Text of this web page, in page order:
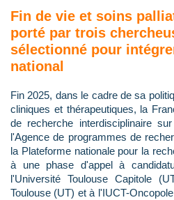
Fin de vie et soins
porté par trois
sélectionné pour
national
Fin 2025, dans le cadre de sa
cliniques et thérapeutiques, la
de recherche interdisciplinaire
l'Agence de programmes de
la Plateforme nationale pour la
à une phase d'appel à
l'Université Toulouse Capitole
Toulouse (UT) et à l'IUCT-